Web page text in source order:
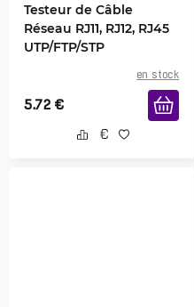
Testeur de Câble
Réseau RJ11, RJ12, RJ45
UTP/FTP/STP
en stock
5.72 €